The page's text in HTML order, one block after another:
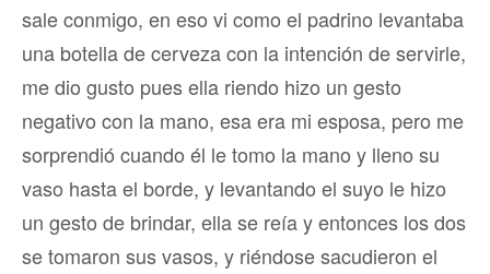
sale conmigo, en eso vi como el padrino levantaba
una botella de cerveza con la intención de servirle,
me dio gusto pues ella riendo hizo un gesto
negativo con la mano, esa era mi esposa, pero me
sorprendió cuando él le tomo la mano y lleno su
vaso hasta el borde, y levantando el suyo le hizo
un gesto de brindar, ella se reía y entonces los dos
se tomaron sus vasos, y riéndose sacudieron el